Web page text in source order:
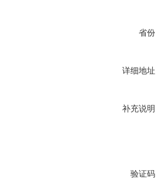
省份
详细地址
补充说明
验证码